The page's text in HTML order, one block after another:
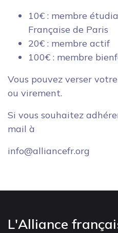
10€ : membre
Française de Paris
20€ : membre actif
100€ : membre
Vous pouvez verser
ou virement.
Si vous souhaitez
mail à
info@alliancefr.org
L'Alliance